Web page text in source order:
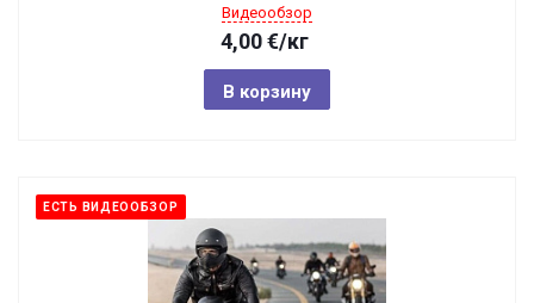
Видеообзор
4,00€/кг
В корзину
ЕСТЬ ВИДЕООБЗОР